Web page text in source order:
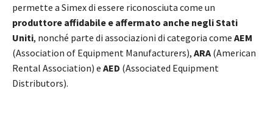
permette a Simex di essere riconosciuta come un
produttore affidabile e affermato anche negli Stati
Uniti, nonché parte di associazioni di categoria come AEM
(Association of Equipment Manufacturers), ARA (American
Rental Association) e AED (Associated Equipment
Distributors).